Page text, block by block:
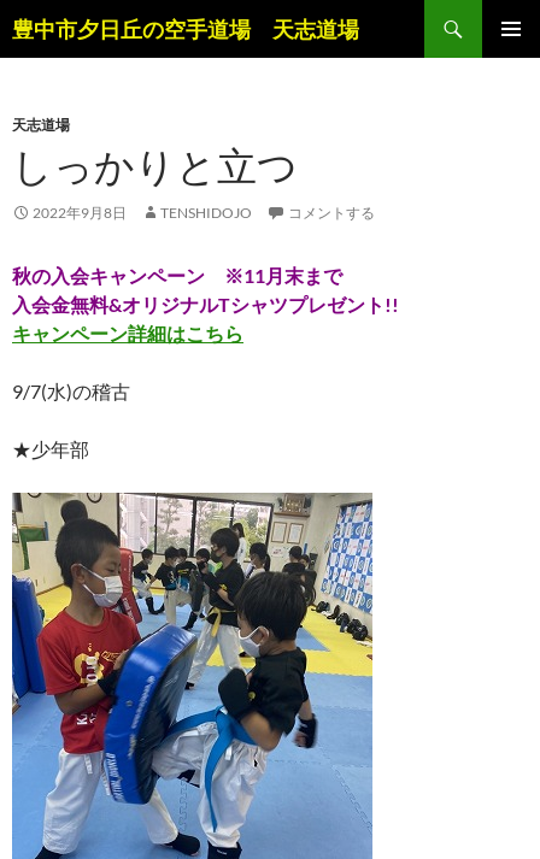
ン
ツ
キ
プ
豊中市夕日丘の空手道場 天志道場
検
索
天志道場
しっかりと立つ
2022年9月8日 TENSHIDOJO コメントする
秋の入会キャンペーン ※11月末まで
入会金無料&オリジナルTシャツプレゼント!!
キャンペーン詳細はこちら
9/7(水)の稽古
★少年部